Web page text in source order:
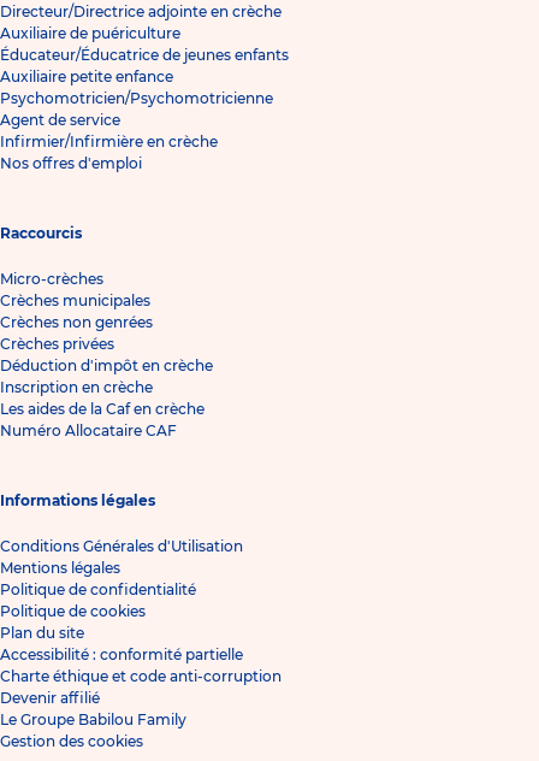
Directeur/Directrice adjointe en crèche
Auxiliaire de puériculture
Éducateur/Éducatrice de jeunes enfants
Auxiliaire petite enfance
Psychomotricien/Psychomotricienne
Agent de service
Infirmier/Infirmière en crèche
Nos offres d'emploi
Raccourcis
Micro-crèches
Crèches municipales
Crèches non genrées
Crèches privées
Déduction d'impôt en crèche
Inscription en crèche
Les aides de la Caf en crèche
Numéro Allocataire CAF
Informations légales
Conditions Générales d'Utilisation
Mentions légales
Politique de confidentialité
Politique de cookies
Plan du site
Accessibilité : conformité partielle
Charte éthique et code anti-corruption
Devenir affilié
Le Groupe Babilou Family
Gestion des cookies